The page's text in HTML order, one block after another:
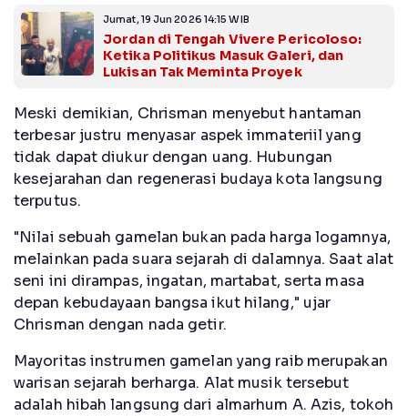
Jumat, 19 Jun 2026 14:15 WIB
Jordan di Tengah Vivere Pericoloso:
Ketika Politikus Masuk Galeri, dan
Lukisan Tak Meminta Proyek
Meski demikian, Chrisman menyebut hantaman
terbesar justru menyasar aspek immateriil yang
tidak dapat diukur dengan uang. Hubungan
kesejarahan dan regenerasi budaya kota langsung
terputus.
"Nilai sebuah gamelan bukan pada harga logamnya,
melainkan pada suara sejarah di dalamnya. Saat alat
seni ini dirampas, ingatan, martabat, serta masa
depan kebudayaan bangsa ikut hilang," ujar
Chrisman dengan nada getir.
Mayoritas instrumen gamelan yang raib merupakan
warisan sejarah berharga. Alat musik tersebut
adalah hibah langsung dari almarhum A. Azis, tokoh